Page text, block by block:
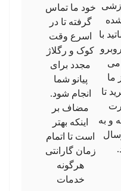
با
می
ما
تا
و به
خود ما تماس
گرفته تا در
اسرع وقت
کوک و رگلاژ
مجدد برای
پیانو شما
انجام شود.
مضاف بر
اینکه بهتر
است تا اتمام
زمان گارانتی
هرگونه
خدمات